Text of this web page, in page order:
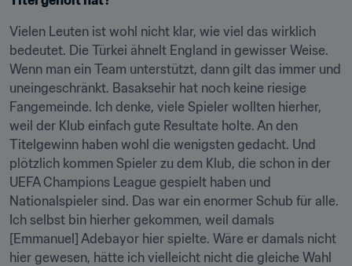
Vielen Leuten ist wohl nicht klar, wie viel das wirklich
bedeutet. Die Türkei ähnelt England in gewisser Weise.
Wenn man ein Team unterstützt, dann gilt das immer und
uneingeschränkt. Basaksehir hat noch keine riesige
Fangemeinde. Ich denke, viele Spieler wollten hierher,
weil der Klub einfach gute Resultate holte. An den
Titelgewinn haben wohl die wenigsten gedacht. Und
plötzlich kommen Spieler zu dem Klub, die schon in der
UEFA Champions League gespielt haben und
Nationalspieler sind. Das war ein enormer Schub für alle.
Ich selbst bin hierher gekommen, weil damals
[Emmanuel] Adebayor hier spielte. Wäre er damals nicht
hier gewesen, hätte ich vielleicht nicht die gleiche Wahl